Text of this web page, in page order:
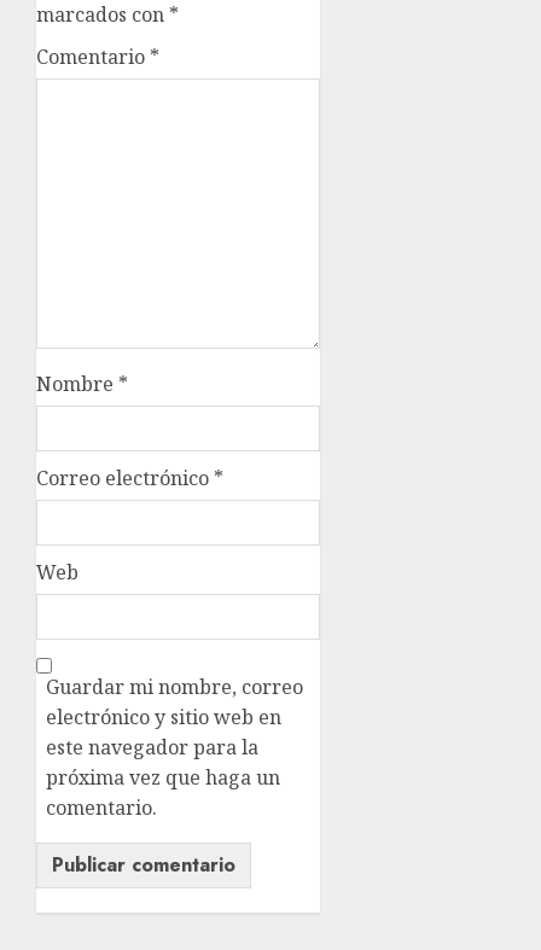
marcados con *
Comentario *
Nombre *
Correo electrónico *
Web
Guardar mi nombre, correo
electrónico y sitio web en
este navegador para la
próxima vez que haga un
comentario.